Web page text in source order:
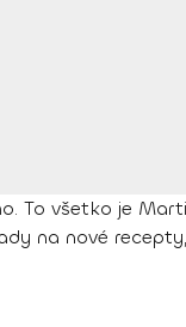
všetko je
na nové